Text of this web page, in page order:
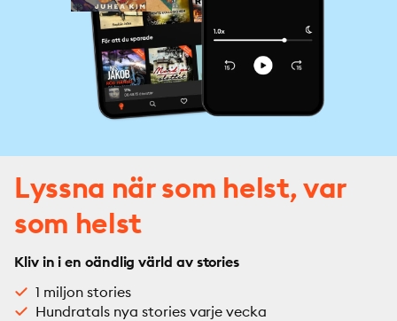
Lyssna när som helst, var
som helst
Kliv in i en oändlig värld av stories
1 miljon stories
Hundratals nya stories varje vecka